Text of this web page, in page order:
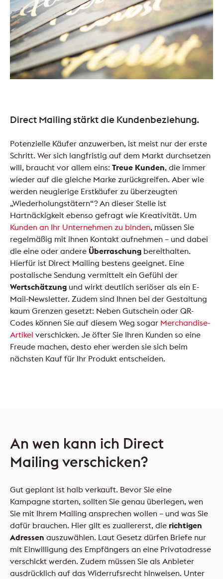
Direct Mailing stärkt die Kundenbeziehung.
Potenzielle Käufer anzuwerben, ist meist nur der erste
Schritt. Wer sich langfristig auf dem Markt durchsetzen
will, braucht vor allem eins: Treue Kunden, die immer
wieder auf die gleiche Marke zurückgreifen. Aber wie
werden neugierige Erstkäufer zu überzeugten
„Wiederholungstätern“? An dieser Stelle ist
Hartnäckigkeit ebenso gefragt wie Kreativität. Um
Kunden an Ihr Unternehmen zu binden, müssen Sie
regelmäßig mit ihnen Kontakt aufnehmen – und dabei
die eine oder andere Überraschung bereithalten.
Hierfür ist Direct Mailing bestens geeignet. Eine
postalische Sendung vermittelt ein Gefühl der
Wertschätzung und wirkt deutlich seriöser als ein E-
Mail-Newsletter. Zudem sind Ihnen bei der Gestaltung
kaum Grenzen gesetzt: Neben Gutschein oder QR-
Codes können Sie auf diesem Weg sogar Merchandise-
Artikel verschicken. Je öfter Sie Ihren Kunden so eine
Freude machen, desto eher werden sie sich beim
nächsten Kauf für Ihr Produkt entscheiden.
An wen kann ich Direct
Mailing verschicken?
Gut geplant ist halb verkauft. Bevor Sie eine
Kampagne starten, sollten Sie genau überlegen, wen
Sie mit Ihrem Mailing ansprechen wollen – und was Sie
dafür brauchen. Hier gilt es zuallererst, die richtigen
Adressen auszuwählen. Laut Gesetz dürfen Briefe nur
mit Einwilligung des Empfängers an eine Privatadresse
verschickt werden. Zudem müssen Sie als Anbieter
ausdrücklich auf das Widerrufsrecht hinweisen. Unter